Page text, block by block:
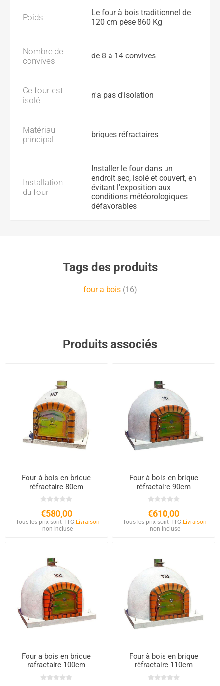
Poids
Le four à bois traditionnel de
120 cm pèse 860 Kg
Nombre de
convives
de 8 à 14 convives
Ce four est
isolé
n'a pas d'isolation
Matériau
principal
briques réfractaires
Installation
du four
Installer le four dans un
endroit sec, isolé et couvert, en
évitant l'exposition aux
conditions météorologiques
défavorables
Tags des produits
four a bois (16)
Produits associés
Four à bois en brique
réfractaire 80cm
€580,00
Tous les prix sont TTC.Livraison
non incluse
Four à bois en brique
réfractaire 90cm
€610,00
Tous les prix sont TTC.Livraison
non incluse
Four a bois en brique
rafractaire 100cm
Four à bois en brique
réfractaire 110cm